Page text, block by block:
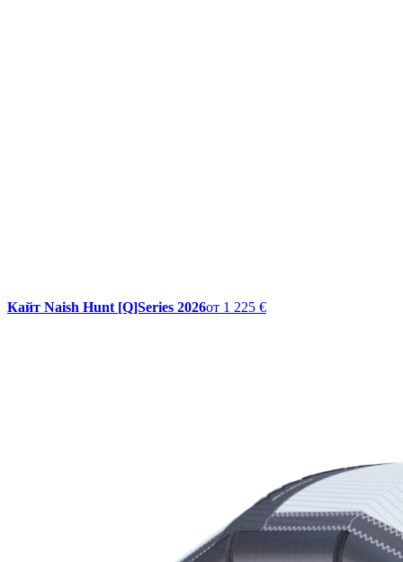
Кайт Naish Hunt [Q]Series 2026от 1 225 €